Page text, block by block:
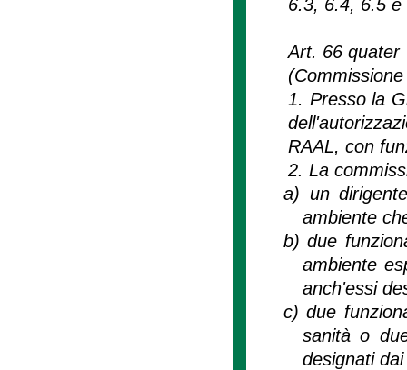
6.3, 6.4, 6.5 e
Art. 66 quater
1. Presso la
RAAL, con
2. La
a) un
ambiente
b)due
ambiente
anch'essi
c)due
sanità o
designati